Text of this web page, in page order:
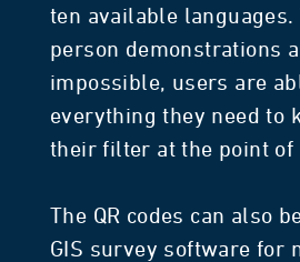
ten available languages.
person demonstrations
impossible, users are
everything they need to
their filter at the point of
The QR codes can also
GIS survey software for